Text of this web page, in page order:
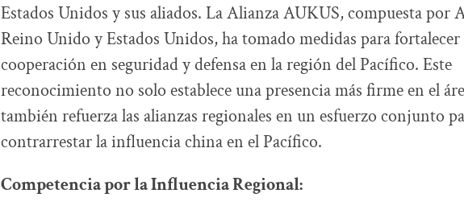
Estados Unidos y sus aliados. La Alianza AUKUS, compuesta por
Reino Unido y Estados Unidos, ha tomado medidas para fortalecer
cooperación en seguridad y defensa en la región del Pacífico. Este
reconocimiento no solo establece una presencia más firme en el
también refuerza las alianzas regionales en un esfuerzo conjunto
contrarrestar la influencia china en el Pacífico.
Competencia por la Influencia Regional: